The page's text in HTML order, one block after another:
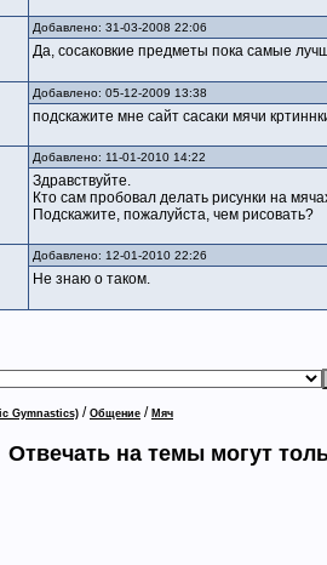
Добавлено: 31-03-2008 22:06
Да, сосаковкие предметы пока самые
Добавлено: 05-12-2009 13:38
подскажите мне сайт сасаки мячи
Добавлено: 11-01-2010 14:22
Здравствуйте.
Кто сам пробовал делать рисунки на
Подскажите, пожалуйста, чем рисовать?
Добавлено: 12-01-2010 22:26
Не знаю о таком.
Gymnastics) / Общение / Мяч
Отвечать на темы могут